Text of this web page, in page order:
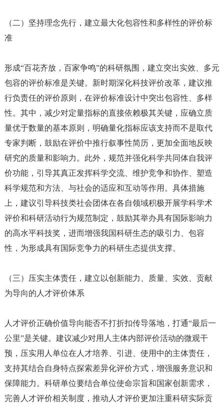
（二）坚持理念先行，建立最大化包容性和多样性的评价标
准
形成“百花齐放，百家争鸣”的科研氛围，建立突出实效、多元
包容的评价标准是关键。新时期深化科技评价改革，建议推
行负责任的评价原则，在评价标准设计中突出包容性、多样
性。其中，减少对定量指标的直接依赖极其关键，应确立质
量优于数量的基本原则，明确量化指标应该支持而不是取代
专家判断，鼓励在评价中推行叙事性简历，更加全面地反映
研究的质量和影响力。此外，规范并强化科学共同体自我评
价功能，引导其真正发挥科学交流、维护竞争和协作、塑造
科学规范和方法、与社会的适应和互动等作用。具体措施
上，建议引导科技类社会团体在各自领域积极开展学科学术
评价和科研活动行为规范制定，鼓励其举办具有国际影响力
的高水平科技奖，进而增强我国科研生态的吸引力、包容
性，为形成具有国际竞争力的科研生态提供支撑。
（三）压实主体责任，建立以创新能力、质量、实效、贡献
为导向的人才评价体系
人才评价正确价值导向能否不打折扣传导落地，打通“最后一
公里”是关键。建议减少对用人主体内部评价活动的微观干
预，压实用人单位在人才培养、引进、使用中的主体责任，
支持其结合自身特点探索差异化评价方式，增强服务意识和
保障能力。科研单位要结合单位使命宗旨和国家创新需求，
完善人才评价相关制度，推动人才评价更加注重科研实际贡